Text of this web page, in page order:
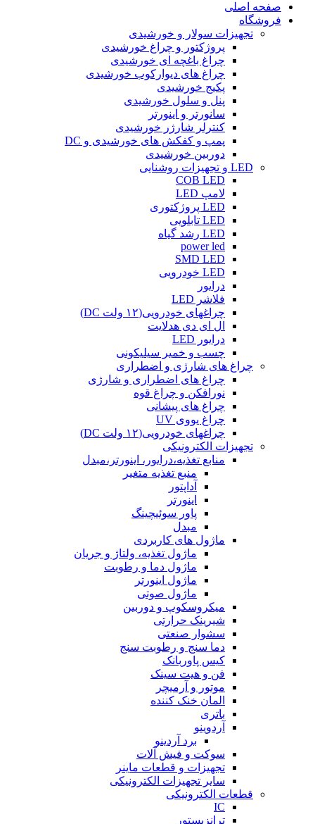
صفحه اصلی
فروشگاه
تجهیزات سولار و خورشیدی
پروژکتور و چراغ خورشیدی
چراغ باغچه ای خورشیدی
چراغ های دیوارکوب خورشیدی
پکیج خورشیدی
پنل و سلول خورشیدی
سانورتر و اینورتر
کنترلر شارژر خورشیدی
پمپ و کفکش های خورشیدی و DC
دوربین خورشیدی
LED و تجهیزات روشنایی
COB LED
لامپ LED
LED پروژکتوری
LED تابلویی
LED رشد گیاه
power led
SMD LED
LED خودرویی
درایور
فلاشر LED
چراغهای خودرویی(۱۲ ولت DC)
ال ای دی هدلایت
درایور LED
چسب و خمیر سیلیکونی
چراغ های شارژی و اضطراری
چراغ های اضطراری و شارژی
نورافکن و چراغ قوه
چراغ های پیشانی
چراغ یووی UV
چراغهای خودرویی(۱۲ ولت DC)
تجهیزات الکترونیکی
منابع تغذیه،درایور، اینورتر،مبدل
منبع تغذیه متغیر
آداپتور
اینورتر
پاور سوئیچینگ
مبدل
ماژول های کاربردی
ماژول تغذیه، ولتاژ و جریان
ماژول دما و رطوبت
ماژول اینورتر
ماژول صوتی
میکروسکوپ و دوربین
شیرینک حرارتی
سشوار صنعتی
دما سنج و رطوبت سنج
کیس پاوربانک
فن و هیت سینک
موتور و آرمیچر
المان خنک کننده
باتری
آردوینو
برد آردینو
سوکت و فیش آلات
تجهیزات و قطعات ماینر
سایر تجهیزات الکترونیکی
قطعات الکترونیکی
IC
ترانزیستور